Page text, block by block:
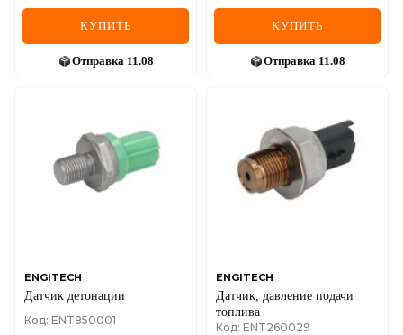
КУПИТЬ
Отправка 11.08
КУПИТЬ
Отправка 11.08
ENGITECH
Датчик детонации
Код: ENT850001
ENGITECH
Датчик, давление подачи
топлива
Код: ENT260029